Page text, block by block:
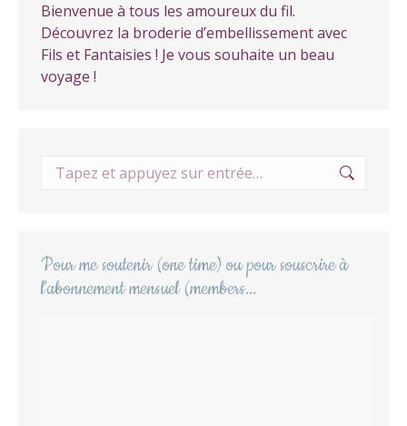
Bienvenue à tous les amoureux du fil.
Découvrez la broderie d’embellissement avec
Fils et Fantaisies ! Je vous souhaite un beau
voyage !
Recherche
Pour me soutenir (one time) ou pour souscrire à
l'abonnement mensuel (members...